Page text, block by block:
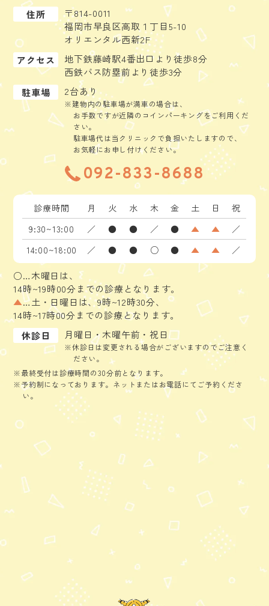
住所
〒814-0011
福岡市早良区高取１丁目5-10
オリエンタル西新2F
アクセス
地下鉄藤崎駅4番出口より徒歩8分
西鉄バス防塁前より徒歩3分
駐車場
2台あり
※建物内の駐車場が満車の場合は、
お手数ですが近隣のコインパーキングをご利用くだ
さい。
駐車場代は当クリニックで負担いたしますので、
お気軽にお申し付けください。
092-833-8688
診療時間 月 火 水 木 金 土 日
祝
9:30~13:00
／ ● ● ／ ● ▲ ▲
／
14:00~18:00
／ ● ● ○ ● ▲ ▲ ／
○…木曜日は、
14時~19時00分までの診療となります。
▲…土・日曜日は、9時~12時30分、
14時~17時00分までの診療となります。
休診日
月曜日・木曜午前・祝日
※休診日は変更される場合がございますのでご注意く
ださい。
※最終受付は診療時間の30分前となります。
※予約制になっております。ネットまたはお電話にてご予約くださ
い。